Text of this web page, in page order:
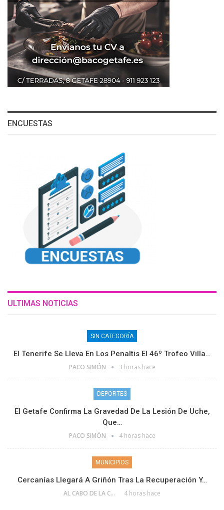
ENCUESTAS
ULTIMAS NOTICIAS
SIN CATEGORÍA
El Tenerife Se Lleva En Los Penaltis El 46º Trofeo Villa…
PACO SIMÓN 3 horas hace
DEPORTES
El Getafe Confirma La Gravedad De La Lesión De Uche,
Que…
PACO SIMÓN 4 horas hace
MUNICIPIOS
Cercanías Llegará A Griñón Tras La Recuperación Y…
AL CABO DE LA CALLE 4 horas hace